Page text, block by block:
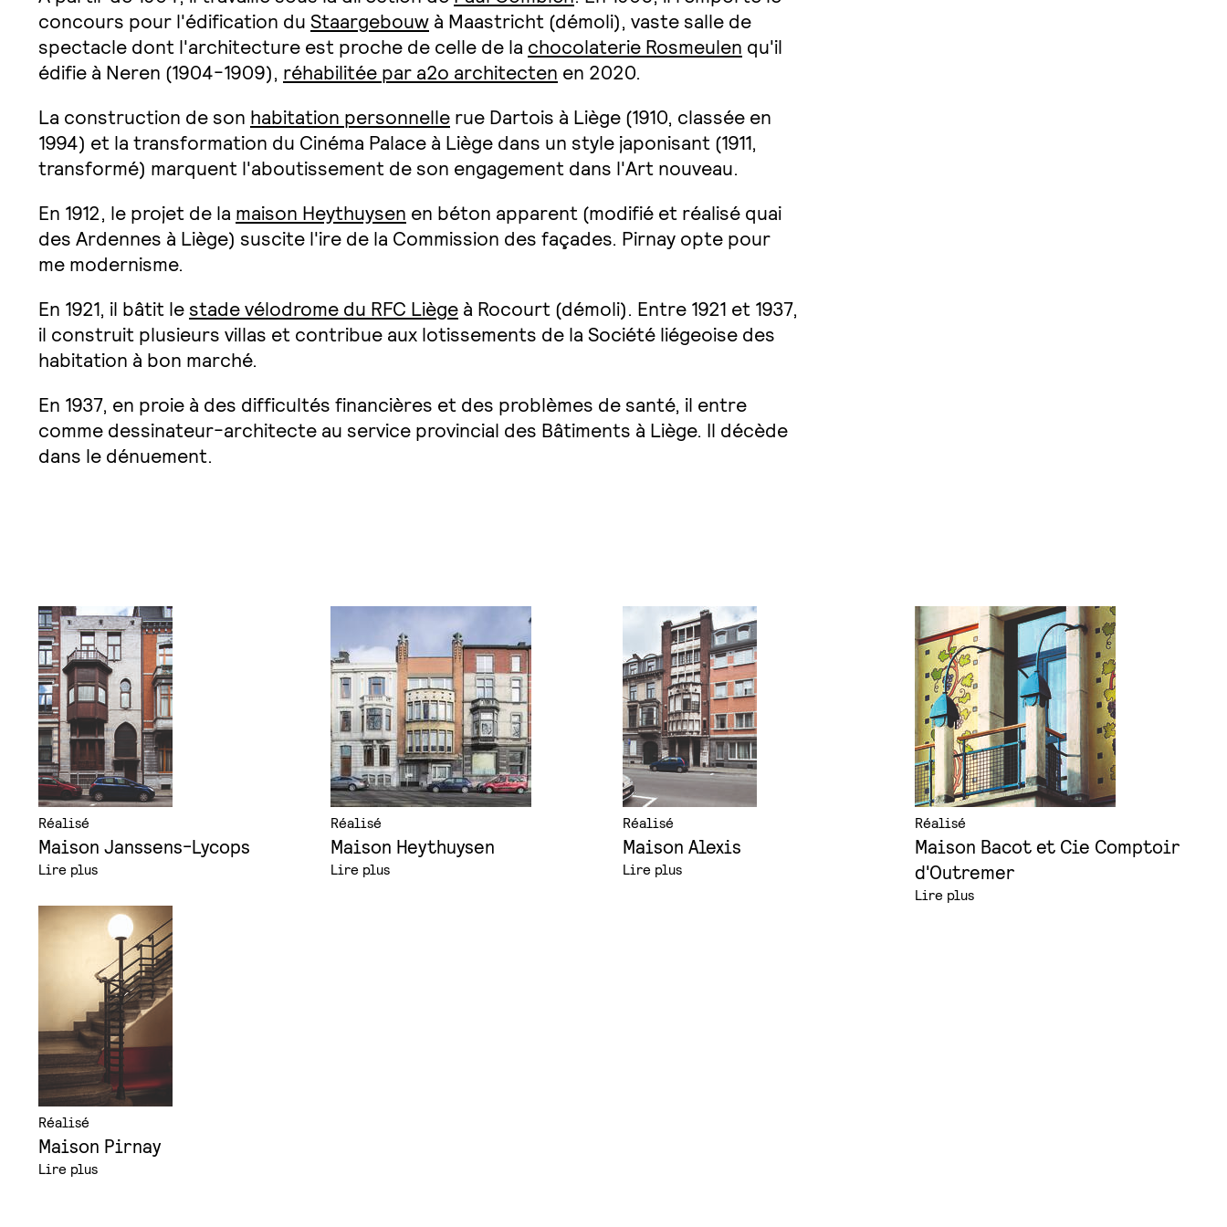
concours pour l'édification du Staargebouw à Maastricht (démoli), vaste salle de
spectacle dont l'architecture est proche de celle de la chocolaterie Rosmeulen qu'il
édifie à Neren (1904-1909), réhabilitée par a2o architecten en 2020.
La construction de son habitation personnelle rue Dartois à Liège (1910, classée en
1994) et la transformation du Cinéma Palace à Liège dans un style japonisant (1911,
transformé) marquent l'aboutissement de son engagement dans l'Art nouveau.
En 1912, le projet de la maison Heythuysen en béton apparent (modifié et réalisé quai
des Ardennes à Liège) suscite l'ire de la Commission des façades. Pirnay opte pour
me modernisme.
En 1921, il bâtit le stade vélodrome du RFC Liège à Rocourt (démoli). Entre 1921 et 1937,
il construit plusieurs villas et contribue aux lotissements de la Société liégeoise des
habitation à bon marché.
En 1937, en proie à des difficultés financières et des problèmes de santé, il entre
comme dessinateur-architecte au service provincial des Bâtiments à Liège. Il décède
dans le dénuement.
Réalisé
Maison Janssens-Lycops
Lire plus
Réalisé
Maison Heythuysen
Lire plus
Réalisé
Maison Alexis
Lire plus
Réalisé
Maison Bacot et Cie Comptoir
d'Outremer
Lire plus
Réalisé
Maison Pirnay
Lire plus